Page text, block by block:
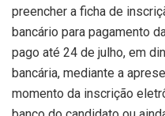
preencher a ficha de
bancário para pagamento
pago até 24 de julho, em
bancária, mediante a
momento da inscrição